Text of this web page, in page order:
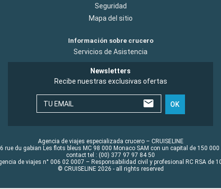
Seguridad
Mapa del sitio
Información sobre crucero
Servicios de Asistencia
Newsletters
Recibe nuestras exclusivas ofertas
TU EMAIL OK
Agencia de viajes especializada crucero – CRUISELINE
rue du gabian Les flots bleus MC 98 000 Monaco SAM con un capital de 150 000
contact tel : (00) 377 97 97 84 50
de viajes n° 006 02 0007 – Responsabilidad civil y profesional RC RSA de
© CRUISELINE 2026 - all rights reserved